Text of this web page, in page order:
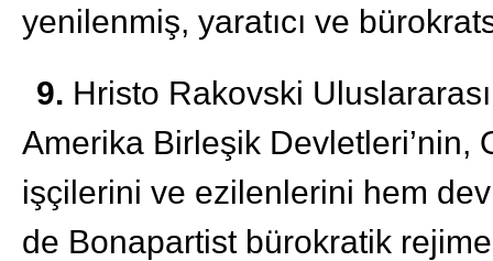
yenilenmiş, yaratıcı ve
9. Hristo Rakovski
Amerika Birleşik Devletleri’nin,
işçilerini ve ezilenlerini hem
de Bonapartist bürokratik